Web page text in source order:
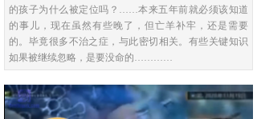
的孩子为什么被定位吗？……本来五年前就必须该知道
的事儿，现在虽然有些晚了，但亡羊补牢，还是需要
的。毕竟很多不治之症，与此密切相关。有些关键知识
如果被继续忽略，是要没命的…………